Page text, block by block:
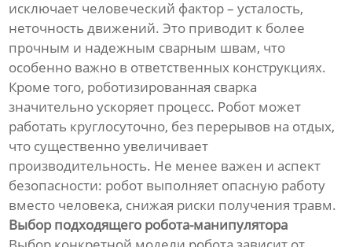
исключает человеческий фактор – усталость,
неточность движений. Это приводит к более
прочным и надежным сварным швам, что
особенно важно в ответственных конструкциях.
Кроме того, роботизированная сварка
значительно ускоряет процесс. Робот может
работать круглосуточно, без перерывов на отдых,
что существенно увеличивает
производительность. Не менее важен и аспект
безопасности: робот выполняет опасную работу
вместо человека, снижая риски получения травм.
Выбор подходящего робота-манипулятора